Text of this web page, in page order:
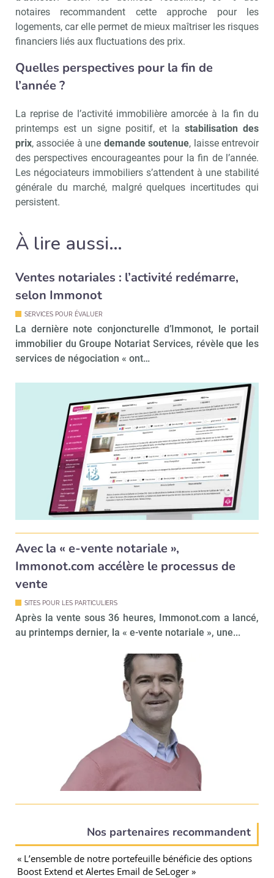
notaires recommandent cette approche pour les
logements, car elle permet de mieux maîtriser les risques
financiers liés aux fluctuations des prix.
Quelles perspectives pour la fin de
l’année ?
La reprise de l’activité immobilière amorcée à la fin du
printemps est un signe positif, et lastabilisation des
prix, associée à une demande soutenue, laisse entrevoir
des perspectives encourageantes pour la fin de l’année.
Les négociateurs immobiliers s’attendent à une stabilité
générale du marché, malgré quelques incertitudes qui
persistent.
À lire aussi…
Ventes notariales : l’activité redémarre,
selon Immonot
SERVICES POUR ÉVALUER
La dernière note conjoncturelle d’Immonot, le portail
immobilier du Groupe Notariat Services, révèle que les
services de négociation « ont…
Avec la « e-vente notariale »,
Immonot.com accélère le processus de
vente
SITES POUR LES PARTICULIERS
Après la vente sous 36 heures, Immonot.com a lancé,
au printemps dernier, la « e-vente notariale », une...
Nos partenaires recommandent
« L’ensemble de notre portefeuille bénéficie des options
Boost Extend et Alertes Email de SeLoger »
Recevoir Immo Matin
Valider
Non merci, je reçois déjà
!
Je déciderai plus
tard